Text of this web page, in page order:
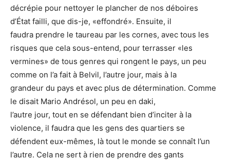
décrépie pour nettoyer le plancher de nos déboires
d’État failli, que dis-je, «effondré». Ensuite, il
faudra prendre le taureau par les cornes, avec tous les
risques que cela sous-entend, pour terrasser «les
vermines» de tous genres qui rongent le pays, un peu
comme on l’a fait à Belvil, l’autre jour, mais à la
grandeur du pays et avec plus de détermination. Comme
le disait Mario Andrésol, un peu en daki,
l’autre jour, tout en se défendant bien d’inciter à la
violence, il faudra que les gens des quartiers se
défendent eux-mêmes, là tout le monde se connaît l’un
l’autre. Cela ne sert à rien de prendre des gants